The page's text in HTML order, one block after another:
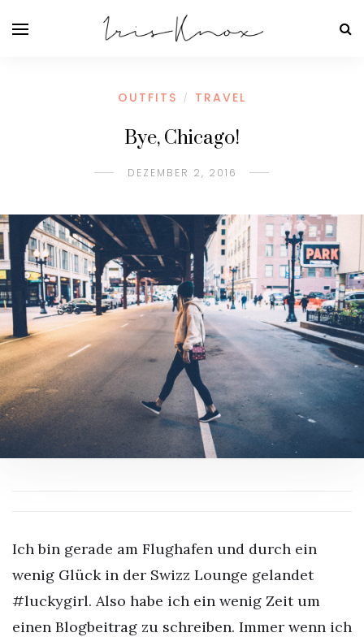
OUTFITS / TRAVEL
Bye, Chicago!
DEZEMBER 2, 2016
Ich bin gerade am Flughafen und durch ein
wenig Glück in der Swizz Lounge gelandet
#luckygirl. Also habe ich ein wenig Zeit um
einen Blogbeitrag zu schreiben. Immer wenn ich